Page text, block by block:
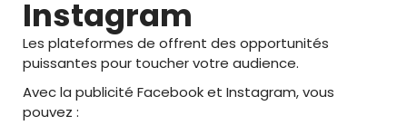
Instagram
Les plateformes de offrent des opportunités
puissantes pour toucher votre audience.
Avec la publicité Facebook et Instagram, vous
pouvez :